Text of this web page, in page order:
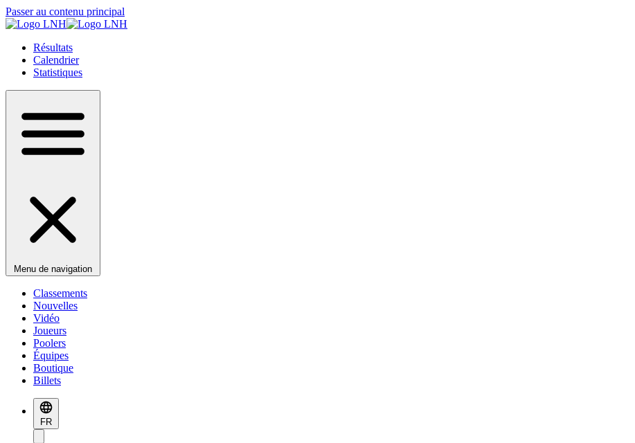
Passer au contenu principal
Résultats
Calendrier
Statistiques
Menu de navigation
Classements
Nouvelles
Vidéo
Joueurs
Poolers
Équipes
Boutique
Billets
FR